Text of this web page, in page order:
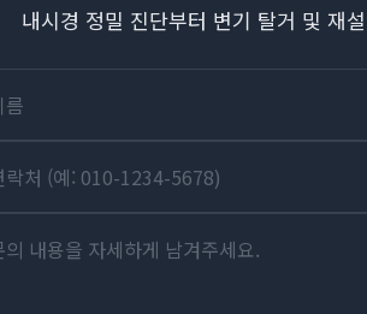
내시경 정밀 진단부터 변기 탈거 및 재